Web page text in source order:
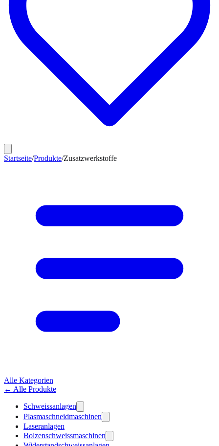
Startseite/Produkte/Zusatzwerkstoffe
Alle Kategorien
← Alle Produkte
Schweissanlagen
Plasmaschneidmaschinen
Laseranlagen
Bolzenschweissmaschinen